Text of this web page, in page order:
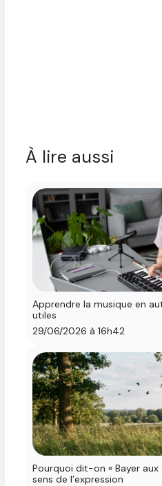
À lire aussi
Apprendre la musique en
utiles
29/06/2026 à 16h42
Pourquoi dit-on « Bayer aux
sens de l’expression